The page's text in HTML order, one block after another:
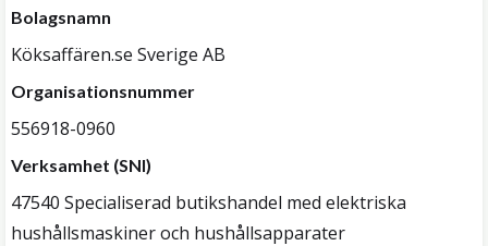
Bolagsnamn
Köksaffären.se Sverige AB
Organisationsnummer
556918-0960
Verksamhet (SNI)
47540 Specialiserad butikshandel med elektriska
hushållsmaskiner och hushållsapparater